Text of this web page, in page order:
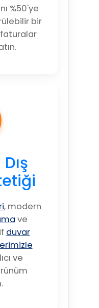
%50'ye
bir
, modern
ve
duvar
ve